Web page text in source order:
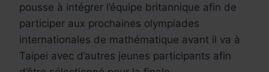
pousse à intégrer l’équipe britannique afin de
participer aux prochaines olympiades
internationales de mathématique avant il va à
Taipei avec d’autres jeunes participants afin